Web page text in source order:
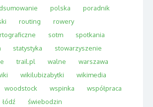
polska
poradnik
routing
rowery
sotm
spotkania
statystyka
stowarzyszenie
trail.pl walne
warszawa
wikilubizabytki
wikimedia
woodstock wspinka
współpraca
łódź świebodzin